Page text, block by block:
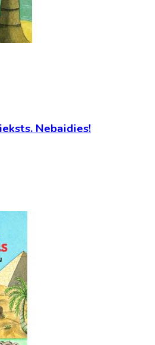
Nebaidies!